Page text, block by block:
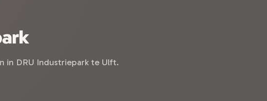
in DRU Industriepark te Ulft.